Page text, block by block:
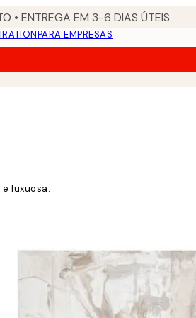
• ENTREGA EM 3-6 DIAS ÚTEIS
PARA EMPRESAS
luxuosa.